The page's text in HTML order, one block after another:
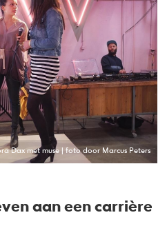
Dax met muse | foto door Marcus Peters
aan een carrière